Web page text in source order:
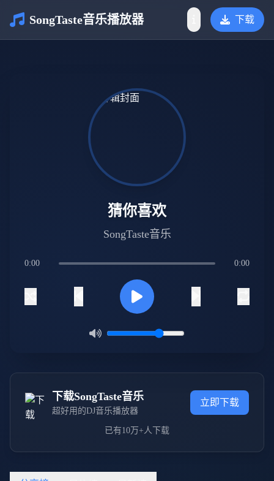
SongTaste音乐播放器 下载
介绍
猜你喜欢
SongTaste音乐
0:00 0:00
下载SongTaste音乐
超好用的DJ音乐播放器
立即下载
已有10万+人下载